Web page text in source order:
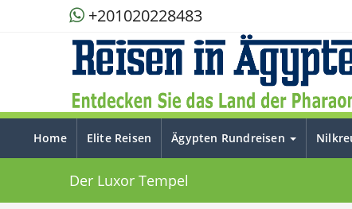
+201020228483
Home Elite Reisen Ägypten Rundreisen
Der Luxor Tempel